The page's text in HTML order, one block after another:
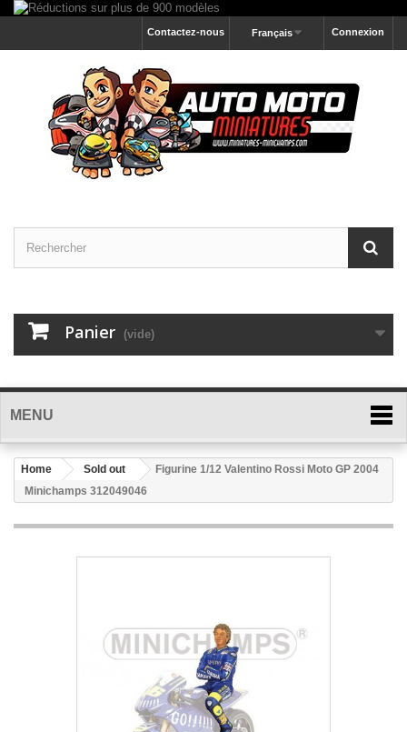
Connexion
Français
Contactez-nous
Panier (vide)
MENU
Home Sold out
Figurine 1/12 Valentino Rossi Moto GP 2004
Minichamps 312049046